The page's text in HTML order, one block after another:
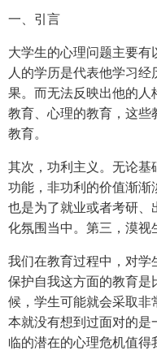
一、引言
大学生的心理问题主要
人的学历是代表他学习
果。而无法反映出他的
教育、心理的教育，这
教育。
其次，功利主义。无论
功能，非功利的价值渐
也是为了就业或者考研
化氛围当中。第三，漠视
我们在教育过程中，对学
保护自我这方面的教育
候，学生可能就会采取
本就没有想到过面对的
临的潜在的心理危机值得